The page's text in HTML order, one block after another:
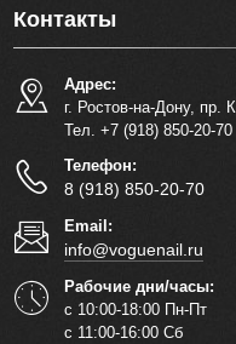
Контакты
Адрес:
г. Ростов-на-Дону, пр.
Тел. +7 (918) 850-20-70
Телефон:
8 (918) 850-20-70
Email:
info@voguenail.ru
Рабочие дни/часы:
с 10:00-18:00 Пн-Пт
с 11:00-16:00 Сб